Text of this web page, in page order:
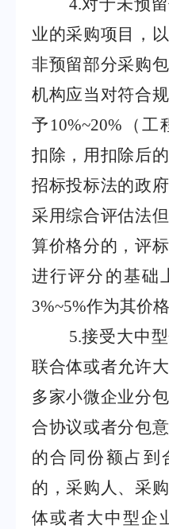
4.对于未预
业的采购项目，
非预留部分采购
机构应当对符合
予 10%~20% （工
扣除，用扣除后
招标投标法的政
采用综合评估法
算价格分的，评
进行评分的基础
3%~5%作为其价格
5.接受大中
联合体或者允许
多家小微企业分
合协议或者分包
的合同份额占到
的，采购人、采
体或者大中型企